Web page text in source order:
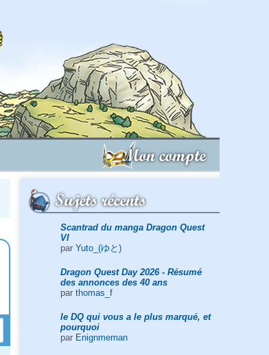
Mon compte
Sujets récents
Scantrad du manga Dragon Quest
VI
par Yuto_(ゆと)
Dragon Quest Day 2026 - Résumé
des annonces des 40 ans
par thomas_f
le DQ qui vous a le plus marqué, et
pourquoi
par Enignmeman